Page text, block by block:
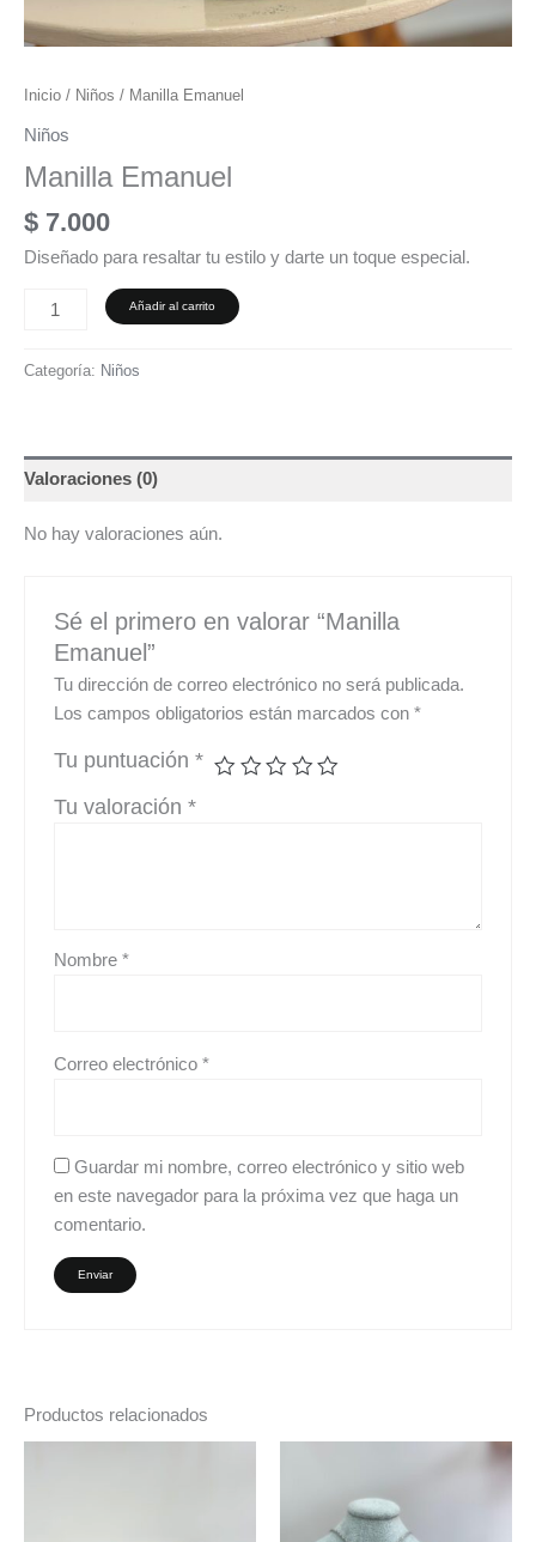
Inicio / Niños / Manilla Emanuel
Niños
Manilla Emanuel
$ 7.000
Diseñado para resaltar tu estilo y darte un toque especial.
Añadir al carrito
Categoría: Niños
Valoraciones (0)
No hay valoraciones aún.
Sé el primero en valorar “Manilla
Emanuel”
Tu dirección de correo electrónico no será publicada.
Los campos obligatorios están marcados con*
Tu puntuación*
Tu valoración*
Nombre*
Correo electrónico*
Guardar mi nombre, correo electrónico y sitio web
en este navegador para la próxima vez que haga un
comentario.
Productos relacionados